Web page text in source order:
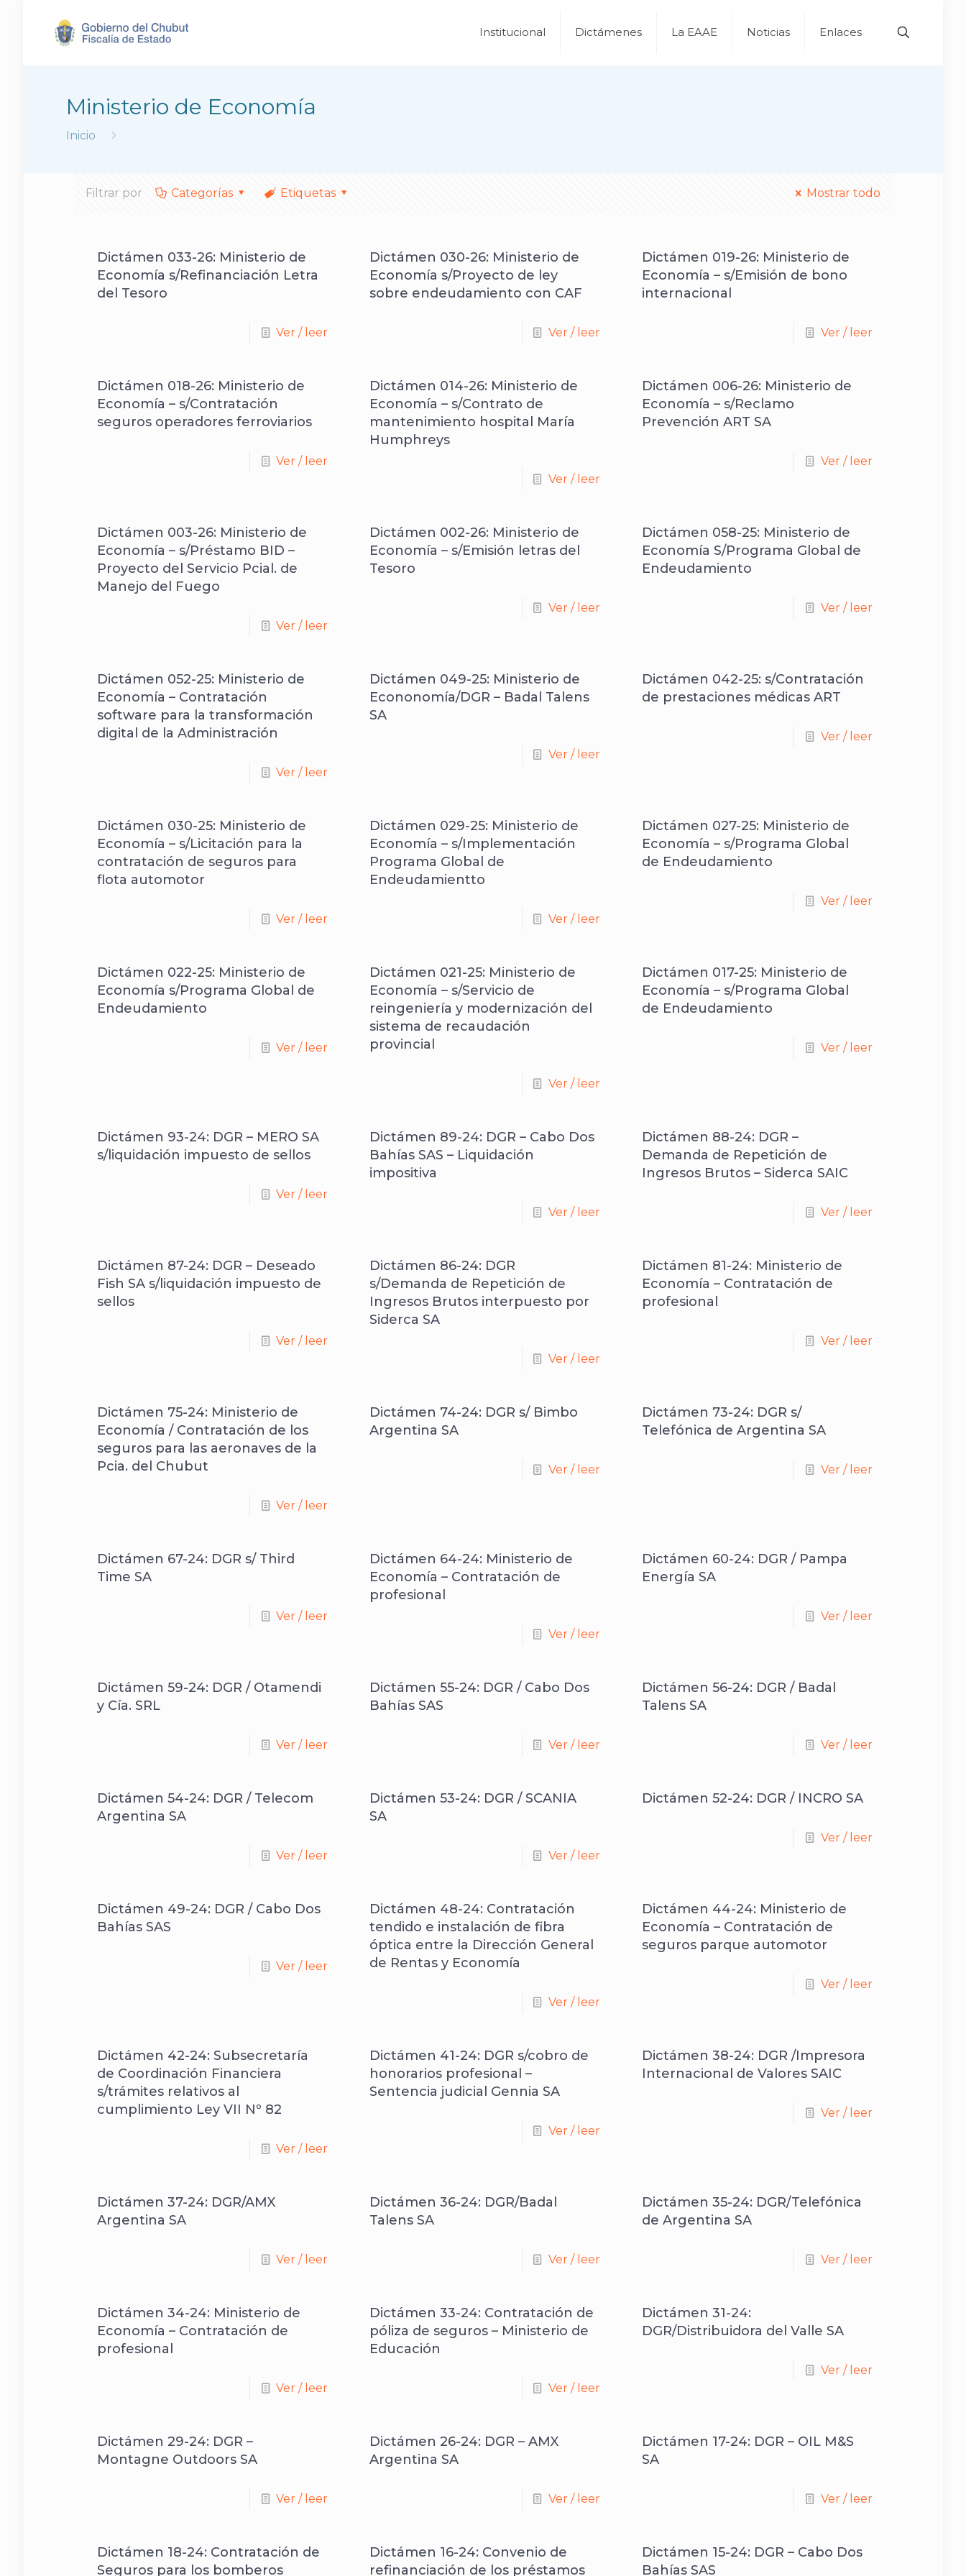
Institucional Dictámenes La EAAE Noticias Enlaces
Ministerio de Economía
Inicio
Filtrar por Categorías Etiquetas Mostrar todo
Dictámen 033-26: Ministerio de
Economía s/Refinanciación Letra
del Tesoro
Ver / leer
Dictámen 030-26: Ministerio de
Economía s/Proyecto de ley
sobre endeudamiento con CAF
Ver / leer
Dictámen 019-26: Ministerio de
Economía – s/Emisión de bono
internacional
Ver / leer
Dictámen 018-26: Ministerio de
Economía – s/Contratación
seguros operadores ferroviarios
Ver / leer
Dictámen 014-26: Ministerio de
Economía – s/Contrato de
mantenimiento hospital María
Humphreys
Ver / leer
Dictámen 006-26: Ministerio de
Economía – s/Reclamo
Prevención ART SA
Ver / leer
Dictámen 003-26: Ministerio de
Economía – s/Préstamo BID –
Proyecto del Servicio Pcial. de
Manejo del Fuego
Ver / leer
Dictámen 002-26: Ministerio de
Economía – s/Emisión letras del
Tesoro
Ver / leer
Dictámen 058-25: Ministerio de
Economía S/Programa Global de
Endeudamiento
Ver / leer
Dictámen 052-25: Ministerio de
Economía – Contratación
software para la transformación
digital de la Administración
Ver / leer
Dictámen 049-25: Ministerio de
Econonomía/DGR – Badal Talens
SA
Ver / leer
Dictámen 042-25: s/Contratación
de prestaciones médicas ART
Ver / leer
Dictámen 030-25: Ministerio de
Economía – s/Licitación para la
contratación de seguros para
flota automotor
Ver / leer
Dictámen 029-25: Ministerio de
Economía – s/Implementación
Programa Global de
Endeudamientto
Ver / leer
Dictámen 027-25: Ministerio de
Economía – s/Programa Global
de Endeudamiento
Ver / leer
Dictámen 022-25: Ministerio de
Economía s/Programa Global de
Endeudamiento
Ver / leer
Dictámen 021-25: Ministerio de
Economía – s/Servicio de
reingeniería y modernización del
sistema de recaudación
provincial
Ver / leer
Dictámen 017-25: Ministerio de
Economía – s/Programa Global
de Endeudamiento
Ver / leer
Dictámen 93-24: DGR – MERO SA
s/liquidación impuesto de sellos
Ver / leer
Dictámen 89-24: DGR – Cabo Dos
Bahías SAS – Liquidación
impositiva
Ver / leer
Dictámen 88-24: DGR –
Demanda de Repetición de
Ingresos Brutos – Siderca SAIC
Ver / leer
Dictámen 87-24: DGR – Deseado
Fish SA s/liquidación impuesto de
sellos
Ver / leer
Dictámen 86-24: DGR
s/Demanda de Repetición de
Ingresos Brutos interpuesto por
Siderca SA
Ver / leer
Dictámen 81-24: Ministerio de
Economía – Contratación de
profesional
Ver / leer
Dictámen 75-24: Ministerio de
Economía / Contratación de los
seguros para las aeronaves de la
Pcia. del Chubut
Ver / leer
Dictámen 74-24: DGR s/ Bimbo
Argentina SA
Ver / leer
Dictámen 73-24: DGR s/
Telefónica de Argentina SA
Ver / leer
Dictámen 67-24: DGR s/ Third
Time SA
Ver / leer
Dictámen 64-24: Ministerio de
Economía – Contratación de
profesional
Ver / leer
Dictámen 60-24: DGR / Pampa
Energía SA
Ver / leer
Dictámen 59-24: DGR / Otamendi
y Cía. SRL
Ver / leer
Dictámen 55-24: DGR / Cabo Dos
Bahías SAS
Ver / leer
Dictámen 56-24: DGR / Badal
Talens SA
Ver / leer
Dictámen 54-24: DGR / Telecom
Argentina SA
Ver / leer
Dictámen 53-24: DGR / SCANIA
SA
Ver / leer
Dictámen 52-24: DGR / INCRO SA
Ver / leer
Dictámen 49-24: DGR / Cabo Dos
Bahías SAS
Ver / leer
Dictámen 48-24: Contratación
tendido e instalación de fibra
óptica entre la Dirección General
de Rentas y Economía
Ver / leer
Dictámen 44-24: Ministerio de
Economía – Contratación de
seguros parque automotor
Ver / leer
Dictámen 42-24: Subsecretaría
de Coordinación Financiera
s/trámites relativos al
cumplimiento Ley VII Nº 82
Ver / leer
Dictámen 41-24: DGR s/cobro de
honorarios profesional –
Sentencia judicial Gennia SA
Ver / leer
Dictámen 38-24: DGR /Impresora
Internacional de Valores SAIC
Ver / leer
Dictámen 37-24: DGR/AMX
Argentina SA
Ver / leer
Dictámen 36-24: DGR/Badal
Talens SA
Ver / leer
Dictámen 35-24: DGR/Telefónica
de Argentina SA
Ver / leer
Dictámen 34-24: Ministerio de
Economía – Contratación de
profesional
Ver / leer
Dictámen 33-24: Contratación de
póliza de seguros – Ministerio de
Educación
Ver / leer
Dictámen 31-24:
DGR/Distribuidora del Valle SA
Ver / leer
Dictámen 29-24: DGR –
Montagne Outdoors SA
Ver / leer
Dictámen 26-24: DGR – AMX
Argentina SA
Ver / leer
Dictámen 17-24: DGR – OIL M&S
SA
Ver / leer
Dictámen 18-24: Contratación de
Seguros para los bomberos
Dictámen 16-24: Convenio de
refinanciación de los préstamos
Dictámen 15-24: DGR – Cabo Dos
Bahías SAS